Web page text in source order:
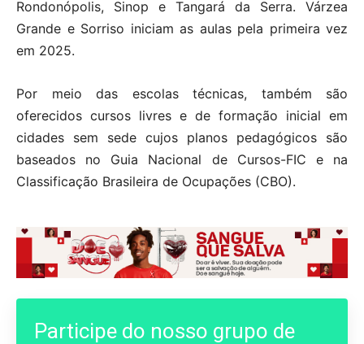
Rondonópolis, Sinop e Tangará da Serra. Várzea
Grande e Sorriso iniciam as aulas pela primeira vez
em 2025.
Por meio das escolas técnicas, também são
oferecidos cursos livres e de formação inicial em
cidades sem sede cujos planos pedagógicos são
baseados no Guia Nacional de Cursos-FIC e na
Classificação Brasileira de Ocupações (CBO).
Participe do nosso grupo de